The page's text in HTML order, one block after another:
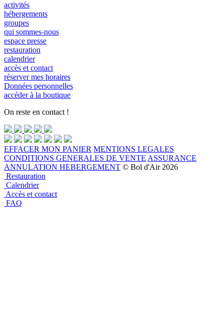
activités
hébergements
groupes
qui sommes-nous
espace presse
restauration
calendrier
accès et contact
réserver mes horaires
Données personnelles
accéder à la boutique
On reste en contact !
EFFACER MON PANIER MENTIONS LEGALES
CONDITIONS GENERALES DE VENTE ASSURANCE
ANNULATION HEBERGEMENT © Bol d'Air 2026
Restauration
Calendrier
Accès et contact
FAQ